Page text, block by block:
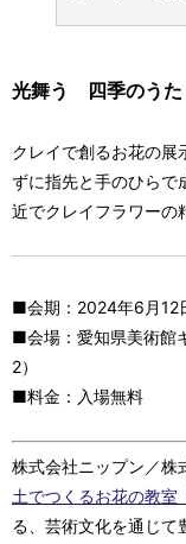
光舞う 四季のうた
クレイで創るお花の展
ずに指先と手のひらで
近でクレイフラワーの
■会期：2024年6月12
■会場：愛知県美術館
2）
■料金：入場無料
株式会社ニップン／株
土でつくるお花の教室
る、芸術文化を通じて